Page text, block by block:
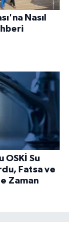
Nasıl
OSKİ Su
Fatsa ve
Zaman